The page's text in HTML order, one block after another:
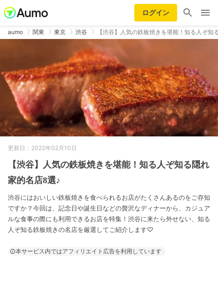
ログイン
aumo 関東 東京 渋谷 【渋谷】人気の鉄板焼きを堪能！知る人ぞ知
更新日：2022年02月10日
【渋谷】人気の鉄板焼きを堪能！知る人ぞ知る隠れ
家的名店8選♪
渋谷にはおいしい鉄板焼きを食べられるお店がたくさんあるのをご存知
ですか？今回は、記念日や誕生日などの贅沢なディナーから、カジュア
ルな食事の際にも利用できるお店を特集！渋谷に来たら外せない、知る
人ぞ知る鉄板焼きの名店を厳選してご紹介します♡
本サービス内ではアフィリエイト広告を利用しています